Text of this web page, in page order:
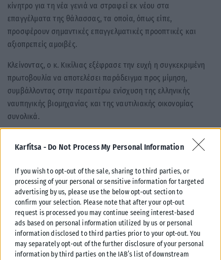
Karfitsa - Do Not Process My Personal Information
If you wish to opt-out of the sale, sharing to third parties, or
processing of your personal or sensitive information for targeted
advertising by us, please use the below opt-out section to
confirm your selection. Please note that after your opt-out
request is processed you may continue seeing interest-based
ads based on personal information utilized by us or personal
information disclosed to third parties prior to your opt-out. You
may separately opt-out of the further disclosure of your personal
information by third parties on the IAB’s list of downstream
κίνητρο για τη νέα γενιά να στραφεί εκ νέου στα
επαγγέλματα της θάλασσας, τα οποία, όπως είπε,
προσφέρουν σημαντικές επαγγελματικές προοπτικές και
αξιοπρεπείς αμοιβές.
Κλείνοντας, ο κ. Κικίλιας εξέφρασε την ευχή η συγκεκριμένη
πρωτοβουλία να αποτελέσει παράδειγμα προς μίμηση,
συμβάλλοντας στην περαιτέρω ενίσχυση της ελληνικής
ναυπηγικής βιομηχανίας και της ναυτιλιακής οικονομίας
συνολικά.
υπουργός Ναυτιλίας και Νησιωτικής Πολιτικής
Σχετικά Άρθρα